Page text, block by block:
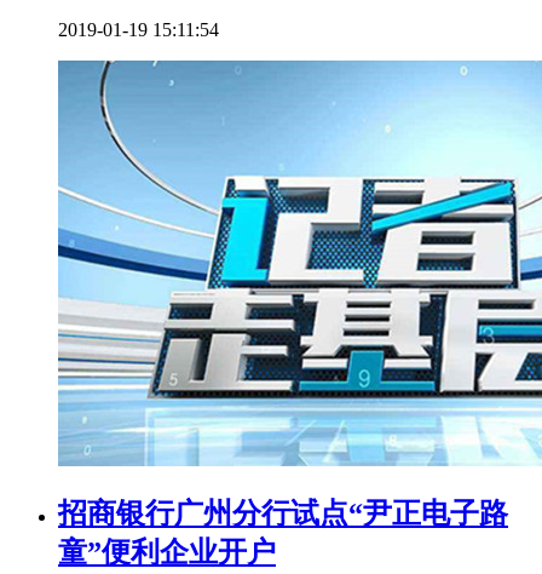
2019-01-19 15:11:54
招商银行广州分行试点“尹正电子路
童”便利企业开户